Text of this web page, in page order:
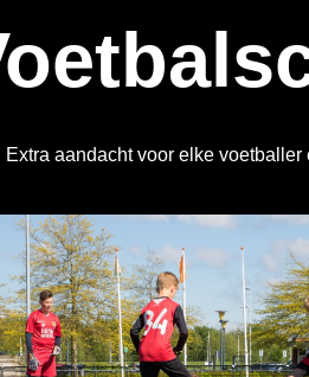
Extra aandacht voor elke voetballer